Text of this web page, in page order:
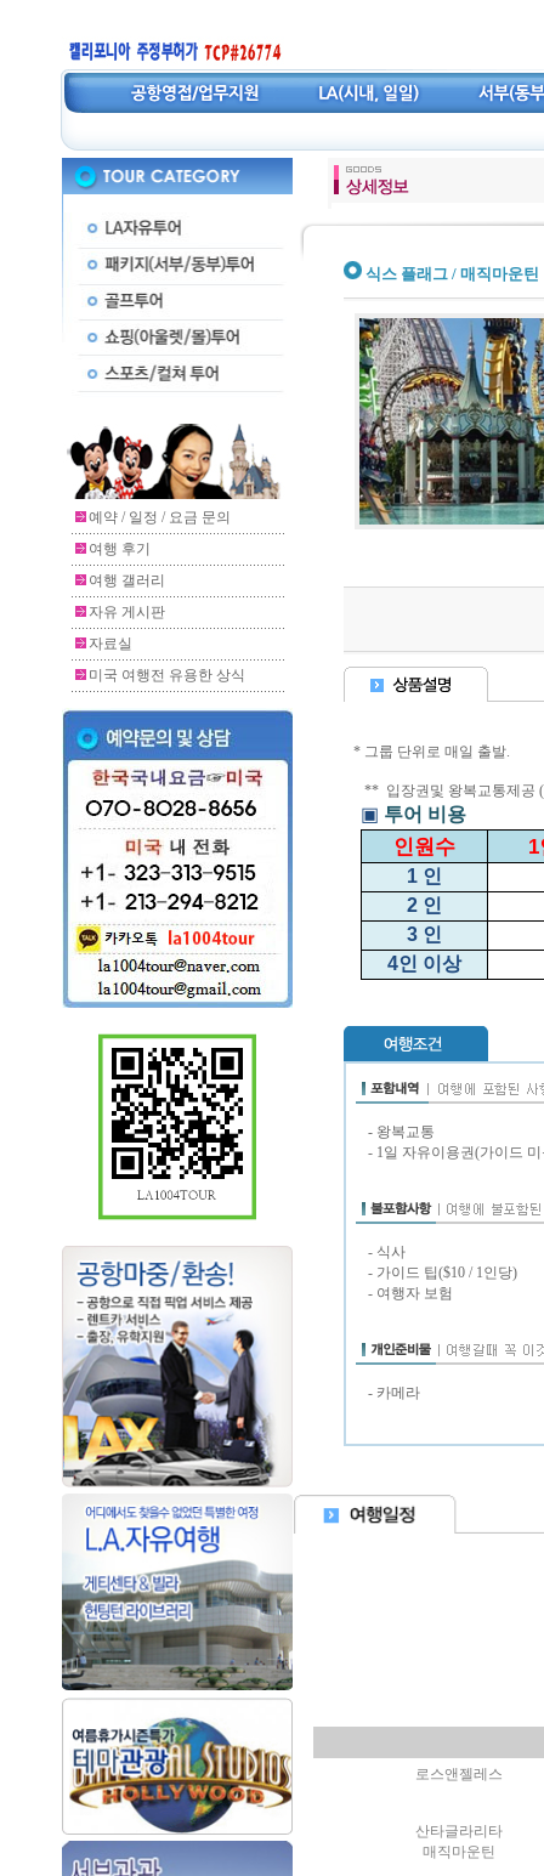
예약 / 일정 / 요금 문의
여행 후기
여행 갤러리
자유 게시판
자료실
미국 여행전 유용한 상식
식스 플래그 / 매직마운틴
* 그룹 단위로 매일 출발.
** 입장권및 왕복교통제공
▣ 투어 비용
인원수 1
1 인
2 인
3 인
4인 이상
- 왕복교통
- 1일 자유이용권(가이드
- 식사
- 가이드 팁($10 / 1인당)
- 여행자 보험
- 카메라
로스앤젤레스
산타글라리타
매직마운틴